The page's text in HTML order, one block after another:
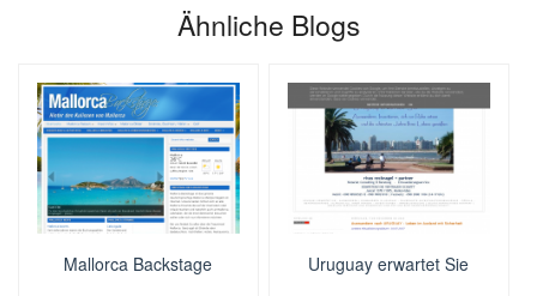
Ähnliche Blogs
Mallorca Backstage Uruguay erwartet Sie